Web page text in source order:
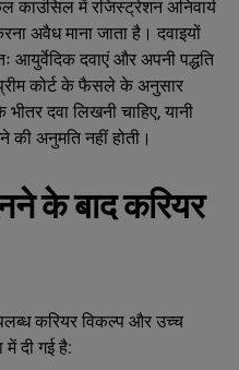
काउंसिल में रजिस्ट्रेशन अनिवार्य
अवैध माना जाता है। दवाइयों
आयुर्वेदिक दवाएं और अपनी पद्धति
कोर्ट के फैसले के अनुसार
दवा लिखनी चाहिए, यानी
की अनुमति नहीं होती।
के बाद करियर
करियर विकल्प और उच्च
में दी गई है: